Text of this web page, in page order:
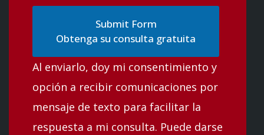
Obtenga su consulta gratuita
Al enviarlo, doy mi consentimiento y
opción a recibir comunicaciones por
mensaje de texto para facilitar la
respuesta a mi consulta. Puede darse